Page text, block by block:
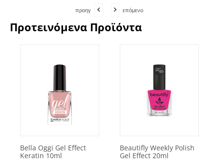
προηγ επόμενο
Προτεινόμενα Προϊόντα
Bella Oggi Gel Effect
Keratin 10ml
Beautifly Weekly Polish
Gel Effect 20ml